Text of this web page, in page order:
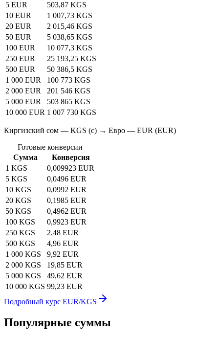
5 EUR
503,87 KGS
10 EUR
1 007,73 KGS
20 EUR
2 015,46 KGS
50 EUR
5 038,65 KGS
100 EUR
10 077,3 KGS
250 EUR
25 193,25 KGS
500 EUR
50 386,5 KGS
1 000 EUR
100 773 KGS
2 000 EUR
201 546 KGS
5 000 EUR
503 865 KGS
10 000 EUR 1 007 730 KGS
Киргизский сом — KGS (с) → Евро — EUR (EUR)
Готовые конверсии
Сумма
Конверсия
1 KGS
0,009923 EUR
5 KGS
0,0496 EUR
10 KGS
0,0992 EUR
20 KGS
0,1985 EUR
50 KGS
0,4962 EUR
100 KGS
0,9923 EUR
250 KGS
2,48 EUR
500 KGS
4,96 EUR
1 000 KGS
9,92 EUR
2 000 KGS
19,85 EUR
5 000 KGS
49,62 EUR
10 000 KGS 99,23 EUR
Подробный курс EUR/KGS
Популярные суммы